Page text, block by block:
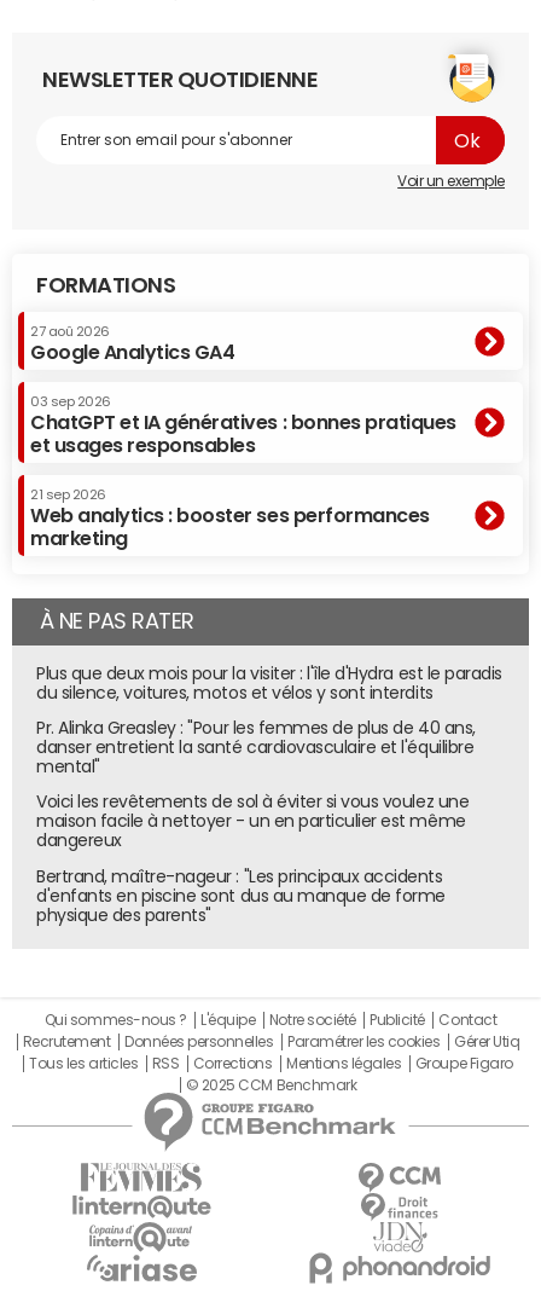
NEWSLETTER QUOTIDIENNE
Voir un exemple
FORMATIONS
27 aoû 2026
Google Analytics GA4
03 sep 2026
ChatGPT et IA génératives : bonnes pratiques
et usages responsables
21 sep 2026
Web analytics : booster ses performances
marketing
À NE PAS RATER
Plus que deux mois pour la visiter : l'île d'Hydra est le paradis
du silence, voitures, motos et vélos y sont interdits
Pr. Alinka Greasley : "Pour les femmes de plus de 40 ans,
danser entretient la santé cardiovasculaire et l'équilibre
mental"
Voici les revêtements de sol à éviter si vous voulez une
maison facile à nettoyer - un en particulier est même
dangereux
Bertrand, maître-nageur : "Les principaux accidents
d'enfants en piscine sont dus au manque de forme
physique des parents"
Qui sommes-nous ? L'équipe Notre société Publicité
Contact
Recrutement
Données personnelles Paramétrer les cookies
Gérer Utiq
Tous les articles
RSS Corrections Mentions légales
Groupe Figaro
© 2025 CCM Benchmark